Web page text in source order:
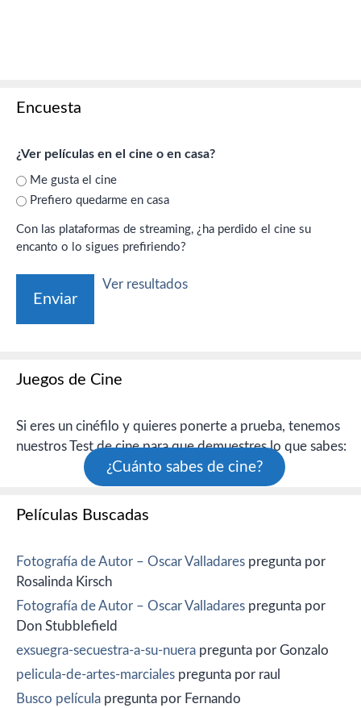
Encuesta
¿Ver películas en el cine o en casa?
Me gusta el cine
Prefiero quedarme en casa
Con las plataformas de streaming, ¿ha perdido el cine su
encanto o lo sigues prefiriendo?
Ver resultados
Juegos de Cine
Si eres un cinéfilo y quieres ponerte a prueba, tenemos
nuestros Test de cine para que demuestres lo que sabes:
¿Cuánto sabes de cine?
Películas Buscadas
Fotografía de Autor – Oscar Valladares pregunta por
Rosalinda Kirsch
Fotografía de Autor – Oscar Valladares pregunta por
Don Stubblefield
exsuegra-secuestra-a-su-nuera pregunta por Gonzalo
pelicula-de-artes-marciales pregunta por raul
Busco película pregunta por Fernando